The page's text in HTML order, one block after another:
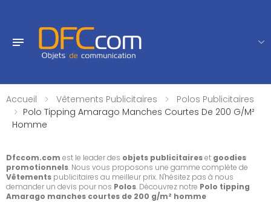
Accueil Vêtements Publicitaires
Polos Publicitaires
Polo Tipping Amarago Manches Courtes De 200 G/m²
Homme
Dfccom.com est le leader des objets publicitaireset goodies
promotionnels. Nous vous proposons une gamme complète de
Vêtements publicitaires au meilleur prix. N'hésitez pas à nous
demander un devis pour nos Polos. Découvrez notre Polo tipping
Amarago manches courtes de 200 g/m² homme